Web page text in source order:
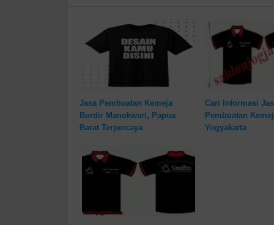
Jasa Pembuatan Kemeja
Bordir Manokwari, Papua
Barat Terpercaya
Cari Informasi
Pembuatan
Yogyakarta